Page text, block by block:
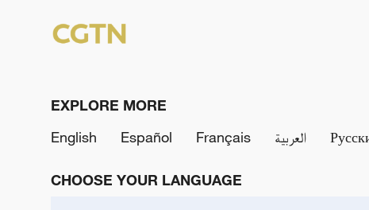
EXPLORE MORE
English
Español Français العربية
CHOOSE YOUR LANGUAGE